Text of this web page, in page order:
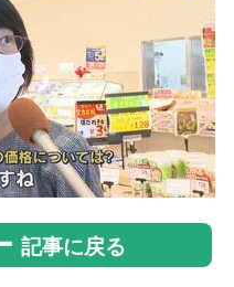
記事に戻る